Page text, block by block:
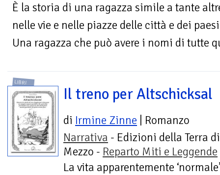
È la storia di una ragazza simile a tante
nelle vie e nelle piazze delle città e dei
Una ragazza che può avere i nomi di tutte
LIBRI
Il treno per Altschicksal
di Irmine Zinne | Romanzo
Narrativa - Edizioni della Terra di
Mezzo - Reparto Miti e Leggende
La vita apparentemente